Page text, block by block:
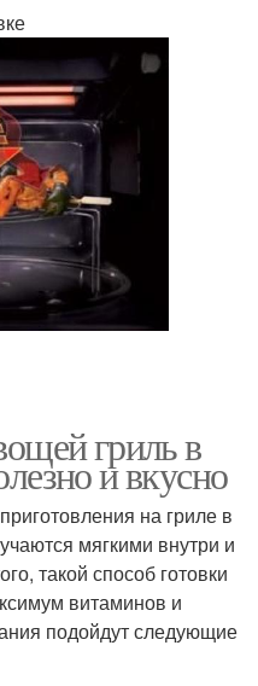
гриль в
и вкусно
на гриле в
мягкими внутри и
такой способ готовки
витаминов и
подойдут следующие